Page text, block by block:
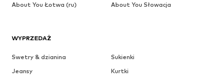
WYPRZEDAŻ
Swetry & dzianina
Sukienki
Jeansy
Kurtki
About You Łotwa (ru)
About You Słowacja